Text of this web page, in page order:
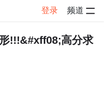
登录 频道
子详情
!!!&#xff08;高分求